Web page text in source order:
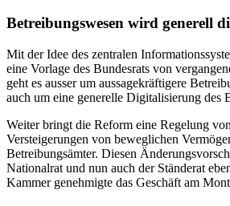
Betreibungswesen wird generell
Mit der Idee des zentralen
eine Vorlage des Bundesrats von
geht es ausser um aussagekräftigere
auch um eine generelle Digitalisierung des
Weiter bringt die Reform eine Regelung
Versteigerungen von beweglichen
Betreibungsämter. Diesen
Nationalrat und nun auch der Ständerat
Kammer genehmigte das Geschäft am